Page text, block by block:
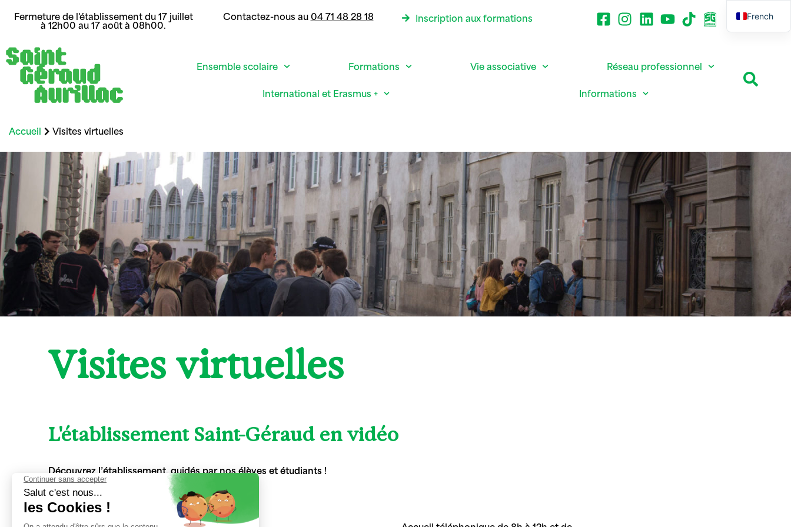
Fermeture de l'établissement du 17 juillet
à 12h00 au 17 août à 08h00.
Contactez-nous au04 71 48 28 18 Inscription aux formations
Ensemble scolaire Formations Vie associative Réseau professionnel
International et Erasmus + Informations
Accueil Visites virtuelles
Visites virtuelles
L'établissement Saint-Géraud en vidéo
Découvrez l’établissement, guidés par nos élèves et étudiants !
French